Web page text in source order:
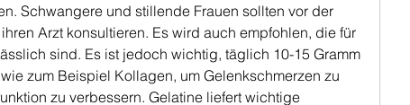
Schwangere und stillende Frauen sollten vor der
Arzt konsultieren. Es wird auch empfohlen, die für
sind. Es ist jedoch wichtig, täglich 10-15 Gramm
zum Beispiel Kollagen, um Gelenkschmerzen zu
zu verbessern. Gelatine liefert wichtige